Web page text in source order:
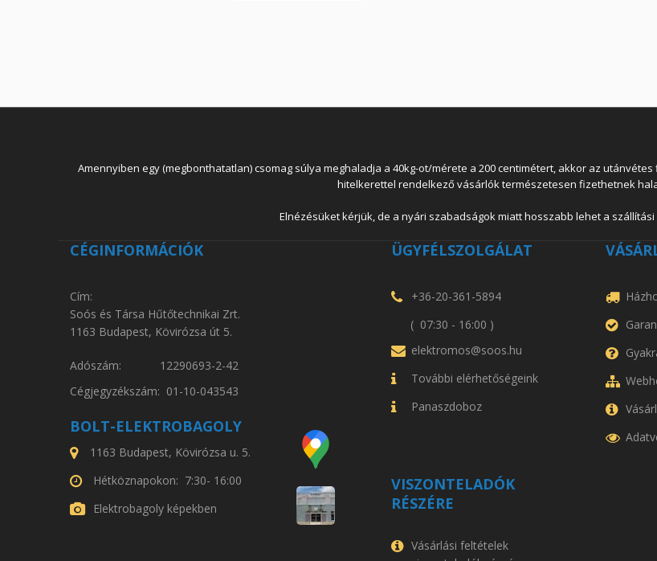
Amennyiben egy (megbonthatatlan) csomag súlya meghaladja a 40kg-ot/mérete a 200 centimétert, akkor az
hitelkerettel rendelkező vásárlók természetesen fizethetnek
Elnézésüket kérjük, de a nyári szabadságok miatt hosszabb lehet a
CÉGINFORMÁCIÓK
Cím:
Soós és Társa Hűtőtechnikai Zrt.
1163 Budapest, Kövirózsa út 5.
Adószám: 12290693-2-42
Cégjegyzékszám: 01-10-043543
BOLT-ELEKTROBAGOLY
1163 Budapest, Kövirózsa u. 5.
Hétköznapokon: 7:30- 16:00
Elektrobagoly képekben
ÜGYFÉLSZOLGÁLAT
+36-20-361-5894
( 07:30 - 16:00 )
elektromos@soos.hu
További elérhetőségeink
Panaszdoboz
VISZONTELADÓK
RÉSZÉRE
Vásárlási feltételek